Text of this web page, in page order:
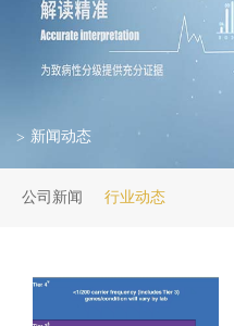
> 新闻动态
公司新闻 行业动态